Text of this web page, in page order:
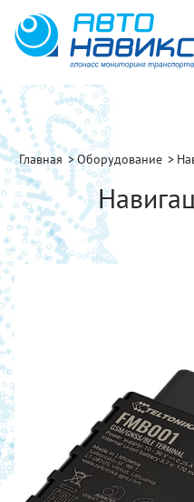
Главная Оборудование